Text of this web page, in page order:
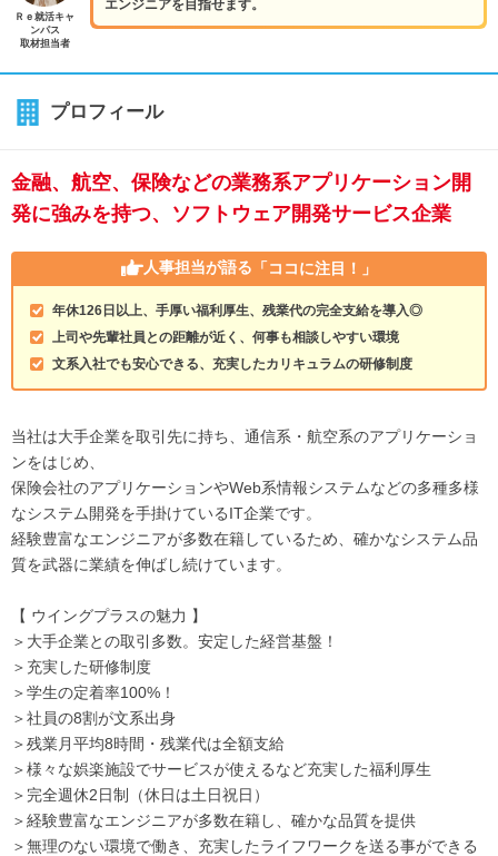
エンジニアを目指せます。
Ｒｅ就活キャ
ンパス
取材担当者
プロフィール
金融、航空、保険などの業務系アプリケーション開
発に強みを持つ、ソフトウェア開発サービス企業
人事担当が語る 「ココに注目！」
年休126日以上、手厚い福利厚生、残業代の完全支給を導入◎
上司や先輩社員との距離が近く、何事も相談しやすい環境
文系入社でも安心できる、充実したカリキュラムの研修制度
当社は大手企業を取引先に持ち、通信系・航空系のアプリケーショ
ンをはじめ、
保険会社のアプリケーションやWeb系情報システムなどの多種多様
なシステム開発を手掛けているIT企業です。
経験豊富なエンジニアが多数在籍しているため、確かなシステム品
質を武器に業績を伸ばし続けています。
【 ウイングプラスの魅力 】
＞大手企業との取引多数。安定した経営基盤！
＞充実した研修制度
＞学生の定着率100%！
＞社員の8割が文系出身
＞残業月平均8時間・残業代は全額支給
＞様々な娯楽施設でサービスが使えるなど充実した福利厚生
＞完全週休2日制（休日は土日祝日）
＞経験豊富なエンジニアが多数在籍し、確かな品質を提供
＞無理のない環境で働き、充実したライフワークを送る事ができる